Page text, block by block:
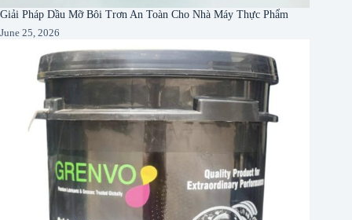
Giải Pháp Dầu Mỡ Bôi Trơn An Toàn Cho Nhà Máy Thực Phẩm
June 25, 2026